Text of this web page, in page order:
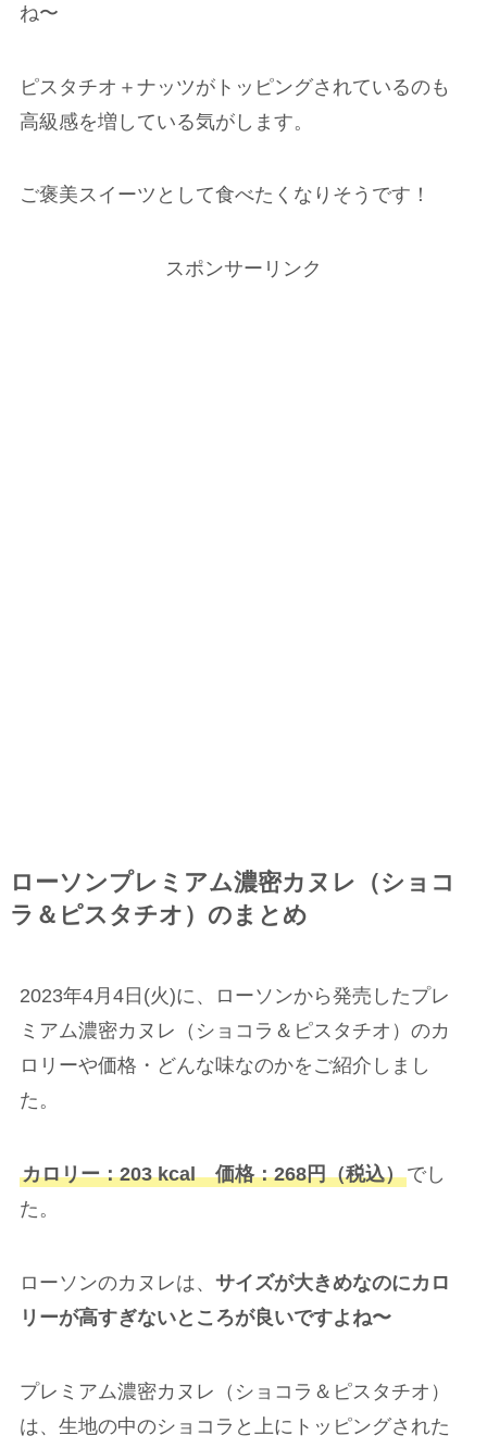
ね〜
ピスタチオ＋ナッツがトッピングされているのも
高級感を増している気がします。
ご褒美スイーツとして食べたくなりそうです！
スポンサーリンク
ローソンプレミアム濃密カヌレ（ショコ
ラ＆ピスタチオ）のまとめ
2023年4月4日(火)に、ローソンから発売したプレ
ミアム濃密カヌレ（ショコラ＆ピスタチオ）のカ
ロリーや価格・どんな味なのかをご紹介しまし
た。
カロリー：203 kcal 価格：268円（税込）でし
た。
ローソンのカヌレは、 サイズが大きめなのにカロ
リーが高すぎないところが良いですよね〜
プレミアム濃密カヌレ（ショコラ＆ピスタチオ）
は、生地の中のショコラと上にトッピングされた